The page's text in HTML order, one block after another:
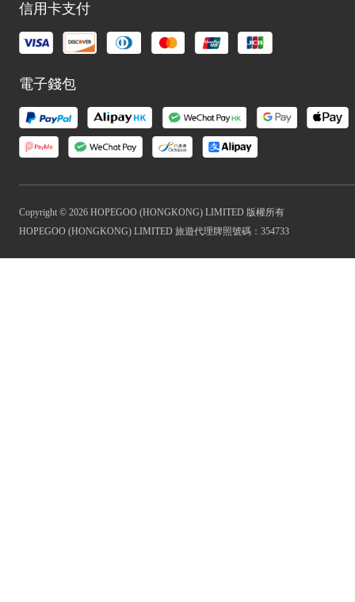
信用卡支付
電子錢包
Copyright © 2026 HOPEGOO (HONGKONG) LIMITED 版權所有
HOPEGOO (HONGKONG) LIMITED 旅遊代理牌照號碼：354733